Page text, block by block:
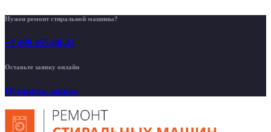
Нужен ремонт стиральной машины?
+7 499 455-00-42
Оставьте заявку онлайн
Оставить заявку